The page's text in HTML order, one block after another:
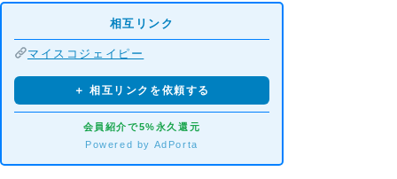
相互リンク
マイスコジェイピー
＋ 相互リンクを依頼する
会員紹介で5%永久還元
Powered by AdPorta